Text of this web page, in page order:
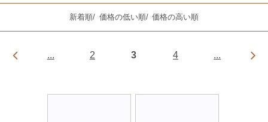
新着順/ 価格の低い順/ 価格の高い順
... 2 3 4 ...